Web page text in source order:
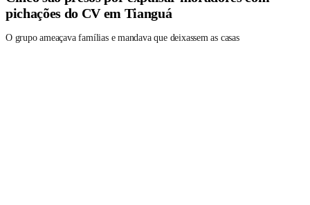
pichações do CV em Tianguá
O grupo ameaçava famílias e mandava que deixassem as casas